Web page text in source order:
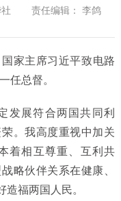
责任编辑： 李鸽
主席习近平致电路
任总督。
展符合两国共同利
。我高度重视中加关
着相互尊重、互利共
略伙伴关系在健康、
福两国人民。